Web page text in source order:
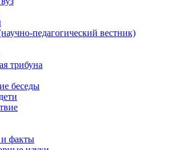
педагогический вестник)
трибуна
беседы
факты